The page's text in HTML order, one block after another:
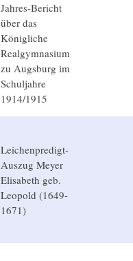
Jahres-Bericht
über das
Königliche
Realgymnasium
zu Augsburg im
Schuljahre
1914/1915
Leichenpredigt-
Auszug Meyer
Elisabeth geb.
Leopold (1649-
1671)